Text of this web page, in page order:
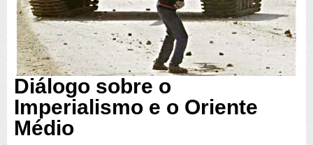
Diálogo sobre o
Imperialismo e o Oriente
Médio